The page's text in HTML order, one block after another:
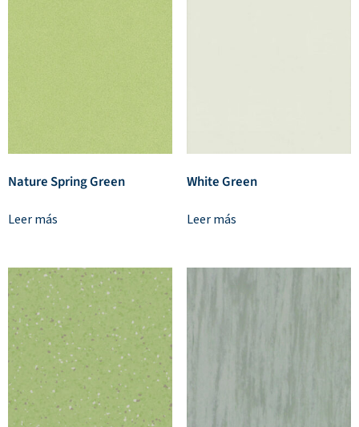
Nature Spring Green
Leer más
White Green
Leer más